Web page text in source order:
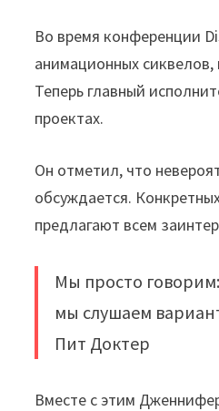
Во время конференции
анимационных
Теперь главный
проектах.
Он отметил, что
обсуждается.
предлагают всем
Мы просто
мы слушаем
Пит Доктер
Вместе с этим